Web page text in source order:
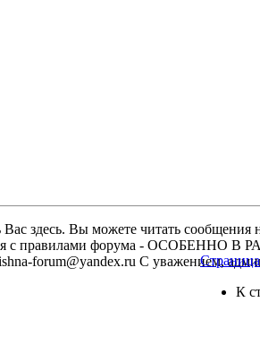
здесь. Вы можете читать сообщения
с правилами форума -
forum@yandex.ru С уважением,
К